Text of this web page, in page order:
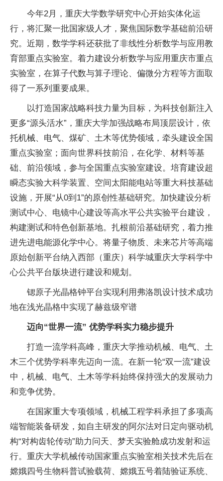
今年2月，重庆大学数学研究中心开始实体化运
行，将汇聚一批国家级人才，聚焦国际数学基础前沿研
究。近期，数学学科还获批了非线性分析数学与应用教
育部重点实验室。着力建设分析数学与应用重庆市重点
实验室，在算子代数与算子理论、偏微分方程等方面取
得了一系列重要成果。
以打造国家战略科技力量为目标，为科技创新注入
更多“源头活水”，重庆大学加强战略布局顶层设计，依
托机械、电气、煤矿、土木等优势领域，牵头建设全国
重点实验室；面向世界科技前沿，在化学、材料等基
础、前沿领域，参与全国重点实验室建设。培育建设超
瞬态实验大科学装置、空间太阳能电站等重大科技基础
设施，开展“从0到1”的原创性基础研究。加快建设分析
测试中心、电镜中心建设等高水平公共实验平台建设，
构建测试和特色创新基地。扎根前沿基础研究，着力推
进先进电能源化学中心。将量子物质、未来芯片等高端
原始创新平台纳入西部（重庆）科学城重庆大学科学中
心公共平台版块进行建设和规划。
锶原子光晶格钟平台实现利用弗洛凯设计技术成功
地在浅光晶格中实现了赫兹级窄谱
迈向“世界一流” 优势学科实力稳步提升
打造一流学科高峰，重庆大学推动机械、电气、土
木三个优势学科率先迈向一流。在新一轮“双一流”建设
中，机械、电气、土木等学科始终保持强大的发展动力
和竞争优势。
在国家重大专项领域，机械工程学科承担了多项高
端智能装备研发，如自主研发的阿尔法对日定向驱动机
构“对构齿轮传动”助力问天、梦天实验舱成功发射和运
行。重庆大学机械传动国家重点实验室相关技术先后在
嫦娥四号生物科普试验载荷、嫦娥五号着陆验证系统、